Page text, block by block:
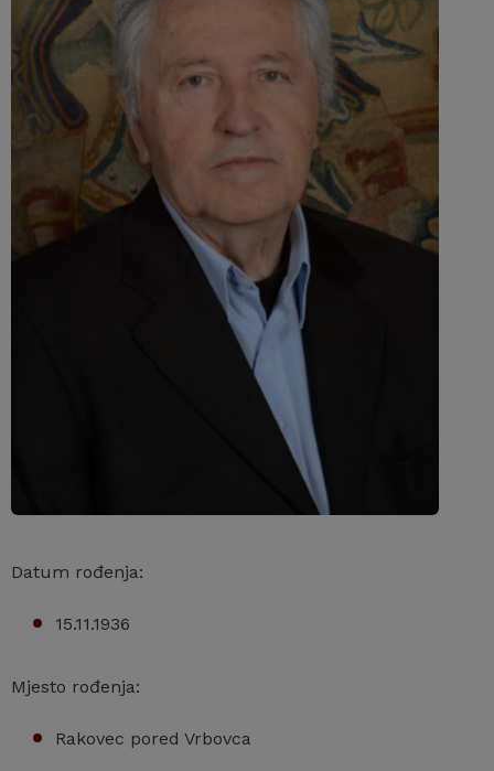
Datum rođenja:
15.11.1936
Mjesto rođenja:
Rakovec pored Vrbovca